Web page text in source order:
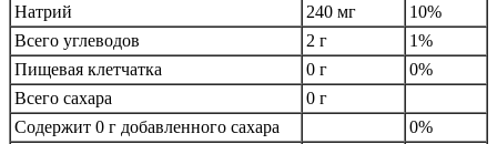
Натрий
240 мг
10%
Всего углеводов
2 г
1%
Пищевая клетчатка
0 г
0%
Всего сахара
0 г
Содержит 0 г добавленного сахара
0%